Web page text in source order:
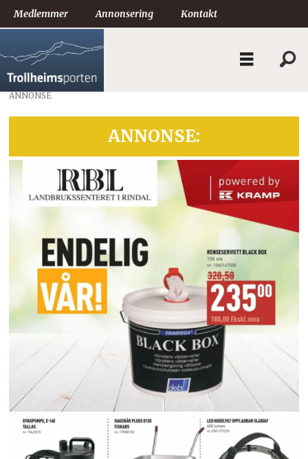
Medlemmer Annonsering Kontakt
ANNONSE
ANNONSE: